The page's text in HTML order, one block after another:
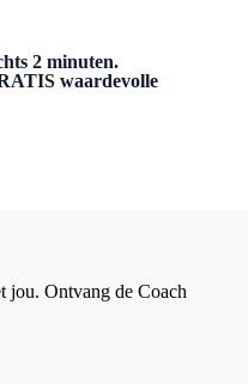
2 minuten.
waardevolle
jou. Ontvang de Coach